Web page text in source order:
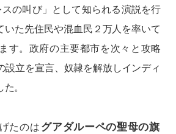
の叫び」として知られる演説を行
いた先住民や混血民２万人を率いて
す。政府の主要都市を次々と攻略
設立を宣言、奴隷を解放しインディ
。
たのはグアダルーペの聖母の旗